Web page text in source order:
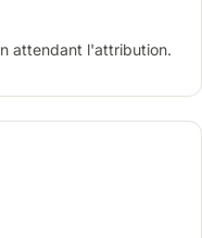
attendant l'attribution.